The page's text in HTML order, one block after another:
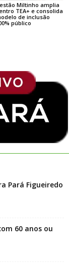
Miltinho amplia
TEA+ e consolida
de inclusão
público
Pará Figueiredo
60 anos ou